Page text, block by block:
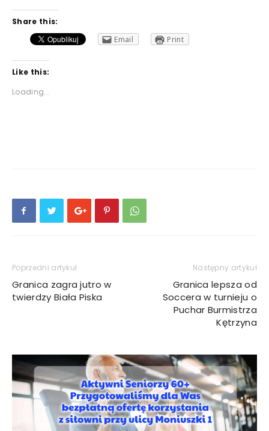
Share this:
Email
Print
Like this:
Loading...
Poprzedni artykuł
Granica zagra jutro w
twierdzy Biała Piska
Następny artykuł
Granica lepsza od
Soccera w turnieju o
Puchar Burmistrza
Kętrzyna